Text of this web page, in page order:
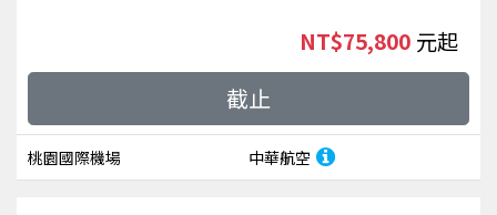
桃園國際機場 中華航空
NT$75,800 起
截止